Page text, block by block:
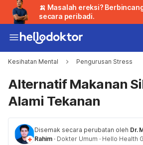
🍌 Masalah ereksi?
secara peribadi.
Kesihatan Mental Pengurusan Stress
Alternatif Makanan
Alami Tekanan
Disemak secara perubatan oleh Dr.
Rahim · Dokter Umum · Hello Health